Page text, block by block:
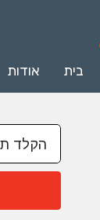
בית אודות